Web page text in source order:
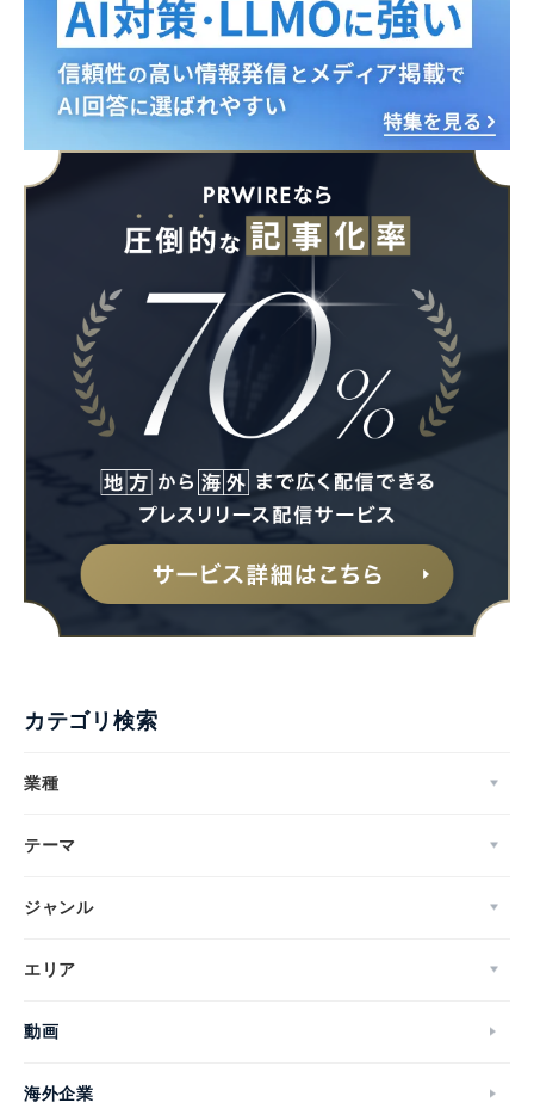
カテゴリ検索
業種
テーマ
ジャンル
エリア
動画
海外企業